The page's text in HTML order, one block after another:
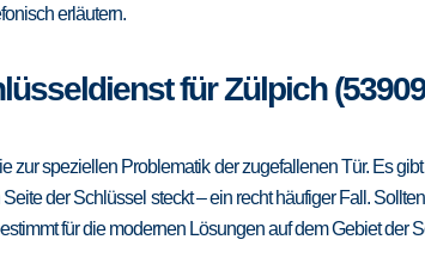
erläutern.
für Zülpich
speziellen Problematik der zugefallenen Tür. Es
der Schlüssel steckt – ein recht häufiger Fall.
für die modernen Lösungen auf dem Gebiet der